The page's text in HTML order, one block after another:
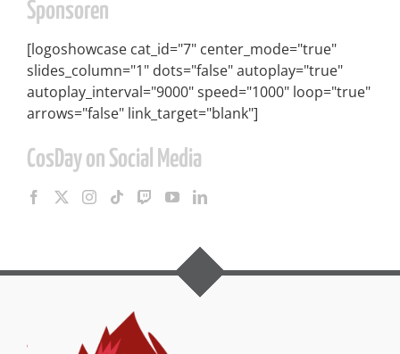
Sponsoren
[logoshowcase cat_id="7" center_mode="true"
slides_column="1" dots="false" autoplay="true"
autoplay_interval="9000" speed="1000" loop="true"
arrows="false" link_target="blank"]
CosDay on Social Media